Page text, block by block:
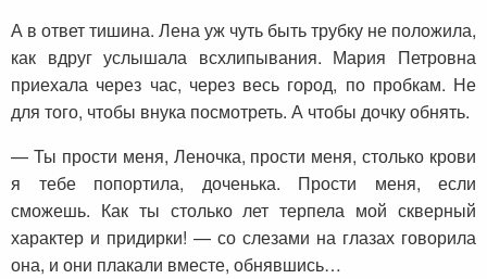
А в ответ тишина. Лена уж чуть быть трубку не положила,
как вдруг услышала всхлипывания. Мария Петровна
приехала через час, через весь город, по пробкам. Не
для того, чтобы внука посмотреть. А чтобы дочку обнять.
— Ты прости меня, Леночка, прости меня, столько крови
я тебе попортила, доченька. Прости меня, если
сможешь. Как ты столько лет терпела мой скверный
характер и придирки! — со слезами на глазах говорила
она, и они плакали вместе, обнявшись…